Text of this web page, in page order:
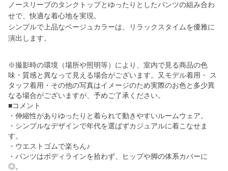
ノースリーブのタンクトップとゆったりとしたパンツの組み合わ
せで、快適な着心地を実現。
シンプルで上品なベージュカラーは、リラックスタイムを優雅に
演出します。
※撮影時の環境（場所や照明等）により、室内で見る商品の色
味・質感と異なって見える場合がございます。又モデル着用・ ス
タッフ着用・その他の写真はイメージのため実際のお色と多少異
なる場合がございますが、予めご了承ください。
■コメント
・伸縮性がありゆったりと着られて動きやすいルームウェア。
・シンプルなデザインで年代を選ばずカジュアルに着こなせま
す。
・ウエストゴムで楽ちん♪
・パンツはボディラインを拾わず、ヒップや脚の体系カバーに
◎。